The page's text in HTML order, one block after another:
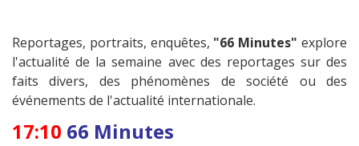
Reportages, portraits, enquêtes, "66 Minutes" explore
l'actualité de la semaine avec des reportages sur des
faits divers, des phénomènes de société ou des
événements de l'actualité internationale.
17:10 66 Minutes